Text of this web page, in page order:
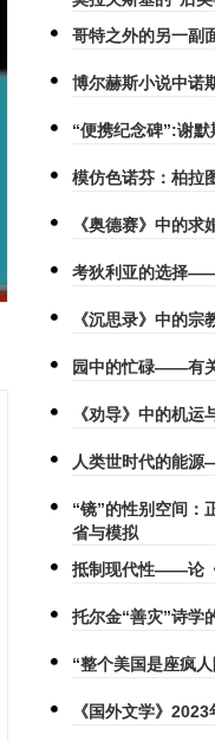
哥特之外的另一副
博尔赫斯小说中诺
“便携纪念碑”:谢
模仿色诺芬：柏拉
《奥德赛》中的求
考狄利亚的选择
《沉思录》中的
园中的忙碌——有
《劝导》中的机运
人类世时代的能
“镜”的性别空间
省与模拟
抵制现代性——论
托尔金“善灾”诗学
“整个美国是座疯
《国外文学》